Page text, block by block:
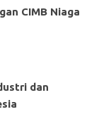
CIMB Niaga
dan